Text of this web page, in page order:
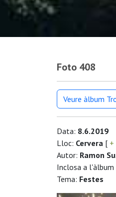
Foto 408
Veure àlbum
Data: 8.6.2019
Lloc: Cervera [
Autor: Ramon
Inclosa a l'àlbum
Tema: Festes